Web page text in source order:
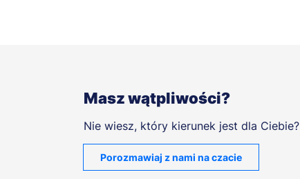
Masz wątpliwości?
Nie wiesz, który kierunek jest dla Ciebie?
Porozmawiaj z nami na czacie